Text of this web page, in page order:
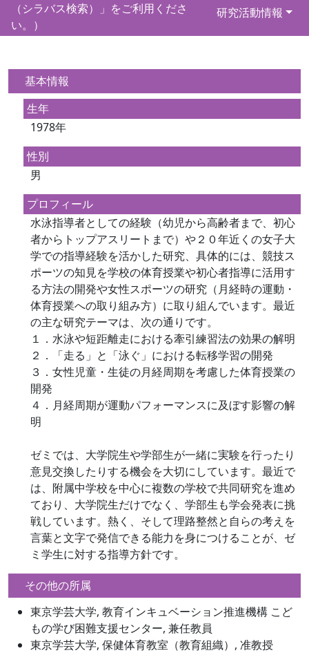
（シラバス検索）」をご利用くださ
い。）
研究活動情報
基本情報
生年
1978年
性別
男
プロフィール
水泳指導者としての経験（幼児から高齢者まで、初心
者からトップアスリートまで）や２０年近くの女子大
学での指導経験を活かした研究、具体的には、競技ス
ポーツの知見を学校の体育授業や初心者指導に活用す
る方法の開発や女性スポーツの研究（月経時の運動・
体育授業への取り組み方）に取り組んでいます。最近
の主な研究テーマは、次の通りです。
１．水泳や短距離走における牽引練習法の効果の解明
２．「走る」と「泳ぐ」における転移学習の開発
３．女性児童・生徒の月経周期を考慮した体育授業の
開発
４．月経周期が運動パフォーマンスに及ぼす影響の解
明
ゼミでは、大学院生や学部生が一緒に実験を行ったり
意見交換したりする機会を大切にしています。最近で
は、附属中学校を中心に複数の学校で共同研究を進め
ており、大学院生だけでなく、学部生も学会発表に挑
戦しています。熱く、そして理路整然と自らの考えを
言葉と文字で発信できる能力を身につけることが、ゼ
ミ学生に対する指導方針です。
その他の所属
東京学芸大学, 教育インキュベーション推進機構 こど
もの学び困難支援センター, 兼任教員
東京学芸大学, 保健体育教室（教育組織）, 准教授